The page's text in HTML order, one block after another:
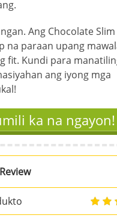
Ang Chocolate
na paraan upang
fit. Kundi para
ang iyong mga
ka na ngayon!